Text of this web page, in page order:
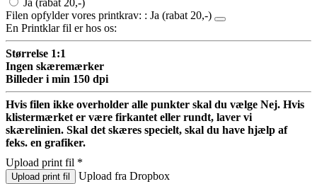
Ja (rabat 20,-)
Filen opfylder vores printkrav: : Ja (rabat 20,-)
En Printklar fil er hos os:
Størrelse 1:1
Ingen skæremærker
Billeder i min 150 dpi
Hvis filen ikke overholder alle punkter skal du vælge Nej. Hvis
klistermærket er være firkantet eller rundt, laver vi
skærelinien. Skal det skæres specielt, skal du have hjælp af
feks. en grafiker.
Upload print fil *
Upload print fil Upload fra Dropbox